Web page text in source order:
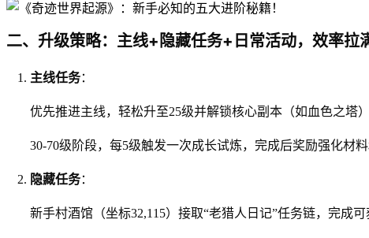
二、升级策略：主线+隐藏任务+日常活动，效率拉
主线任务：
优先推进主线，轻松升至25级并解锁核心副本（如血色之塔
30-70级阶段，每5级触发一次成长试炼，完成后奖励强化材料
隐藏任务：
新手村酒馆（坐标32,115）接取“老猎人日记”任务链，完成